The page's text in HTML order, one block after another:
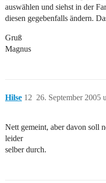
auswählen und siehst in der
diesen gegebenfalls ändern.
Gruß
Magnus
Hilse 26. September 2005
12
Nett gemeint, aber davon soll
leider
selber durch.